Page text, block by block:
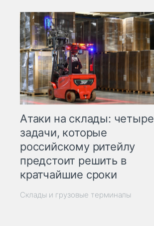
Атаки на склады: четыре
задачи, которые
российскому ритейлу
предстоит решить в
кратчайшие сроки
Склады и грузовые терминалы